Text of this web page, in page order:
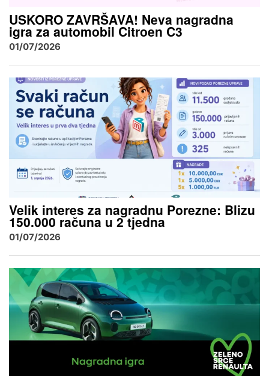
USKORO ZAVRŠAVA! Neva nagradna
igra za automobil Citroen C3
01/07/2026
Velik interes za nagradnu Porezne: Blizu
150.000 računa u 2 tjedna
01/07/2026